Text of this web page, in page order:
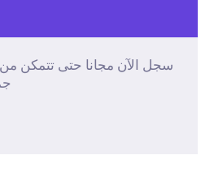
سجل الآن مجانا حتى تتمكن